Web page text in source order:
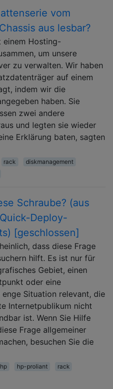
vom
aus lesbar?
einem Hosting-
um unsere
zu verwalten. Wir haben
auf einem
indem wir die
haben. Sie
zwei andere
und legten sie wieder
Erklärung baten, sagten
rack
diskmanagement
Schraube? (aus
Deploy-
[geschlossen]
dass diese Frage
hilft. Es ist nur für
Gebiet, einen
oder eine
Situation relevant, die
Internetpublikum nicht
ist. Wenn Sie Hilfe
Frage allgemeiner
besuchen Sie die
hp hp-proliant
rack